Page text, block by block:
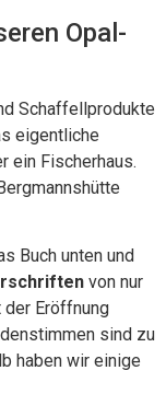
Opal-
Schaffellprodukte
eigentliche
ein Fischerhaus.
Buch unten und
von nur
der Eröffnung
sind zu
haben wir einige